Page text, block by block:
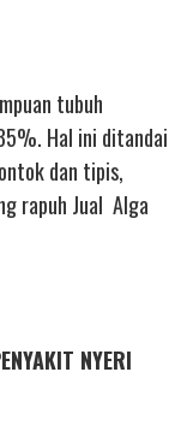
tubuh
Hal ini ditandai
dan tipis,
rapuh Jual Alga
NYERI